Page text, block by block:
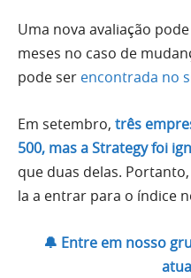
Uma nova avaliação
meses no caso de
pode ser encontrada no
Em setembro, três
500, mas a Strategy foi
que duas delas.
la a entrar para o índice
🔔 Entre em nosso